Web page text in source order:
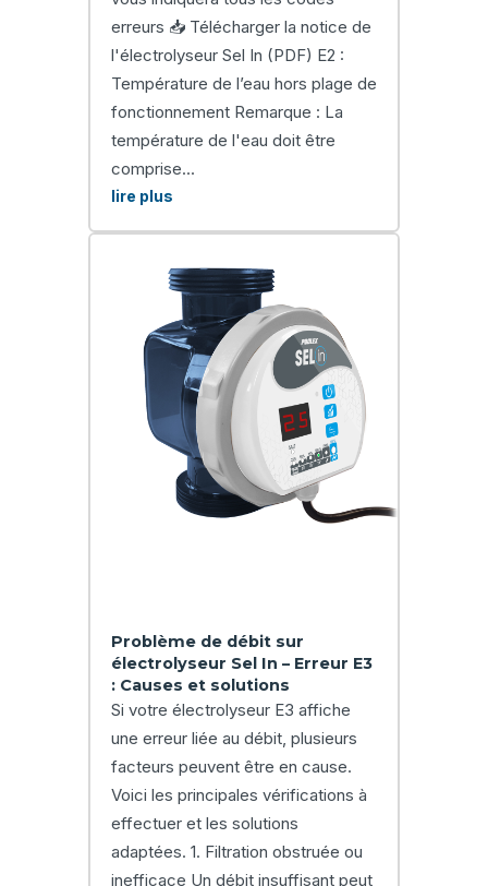
erreurs 📥 Télécharger la notice de
l'électrolyseur Sel In (PDF) E2 :
Température de l’eau hors plage de
fonctionnement Remarque : La
température de l'eau doit être
comprise...
lire plus
Problème de débit sur
électrolyseur Sel In – Erreur E3
: Causes et solutions
Si votre électrolyseur E3 affiche
une erreur liée au débit, plusieurs
facteurs peuvent être en cause.
Voici les principales vérifications à
effectuer et les solutions
adaptées. 1. Filtration obstruée ou
inefficace Un débit insuffisant peut